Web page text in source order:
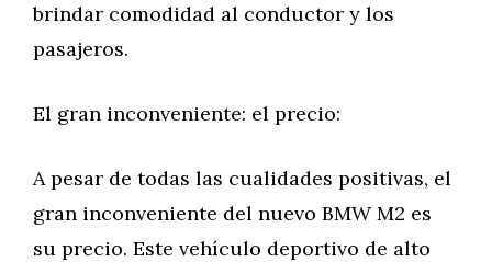
brindar comodidad al conductor y los
pasajeros.
El gran inconveniente: el precio:
A pesar de todas las cualidades positivas, el
gran inconveniente del nuevo BMW M2 es
su precio. Este vehículo deportivo de alto